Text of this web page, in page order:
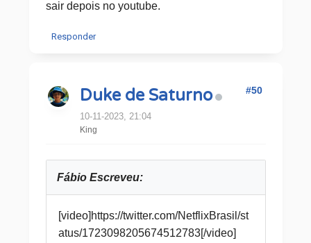
sair depois no youtube.
Responder
Duke de Saturno
10-11-2023, 21:04
King
#50
Fábio Escreveu:
[video]https://twitter.com/NetflixBrasil/st
atus/1723098205674512783[/video]